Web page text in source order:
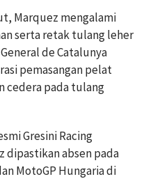
Marquez mengalami
serta retak tulang leher
de Catalunya
pemasangan pelat
cedera pada tulang
Gresini Racing
dipastikan absen pada
MotoGP Hungaria di